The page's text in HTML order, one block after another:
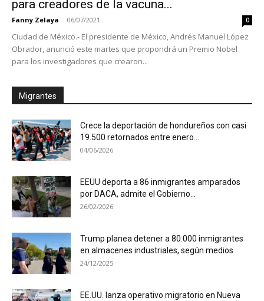
para creadores de la vacuna...
Fanny Zelaya - 06/07/2021 0
Ciudad de México.- El presidente de México, Andrés Manuel López
Obrador, anunció este martes que propondrá un Premio Nobel
para los investigadores que crearon...
Migrantes
Crece la deportación de hondureños con casi
19.500 retornados entre enero...
04/06/2026
EEUU deporta a 86 inmigrantes amparados
por DACA, admite el Gobierno...
26/02/2026
Trump planea detener a 80.000 inmigrantes
en almacenes industriales, según medios
24/12/2025
EE.UU. lanza operativo migratorio en Nueva